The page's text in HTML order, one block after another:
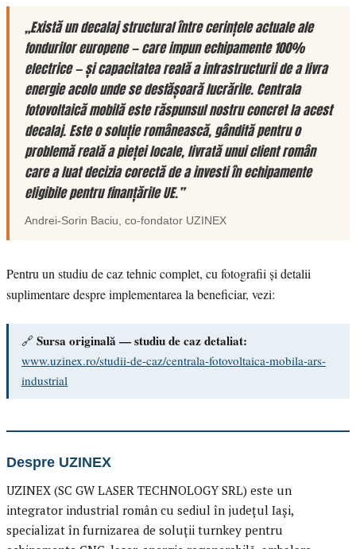
„Există un decalaj structural între cerințele actuale ale
fondurilor europene — care impun echipamente 100%
electrice — și capacitatea reală a infrastructurii de a livra
energie acolo unde se desfășoară lucrările. Centrala
fotovoltaică mobilă este răspunsul nostru concret la acest
decalaj. Este o soluție românească, gândită pentru o
problemă reală a pieței locale, livrată unui client român
care a luat decizia corectă de a investi în echipamente
eligibile pentru finanțările UE.”
Andrei-Sorin Baciu, co-fondator UZINEX
Pentru un studiu de caz tehnic complet, cu fotografii și detalii
suplimentare despre implementarea la beneficiar, vezi:
🔗 Sursa originală — studiu de caz detaliat:
www.uzinex.ro/studii-de-caz/centrala-fotovoltaica-mobila-ars-
industrial
Despre UZINEX
UZINEX (SC GW LASER TECHNOLOGY SRL) este un
integrator industrial român cu sediul în județul Iași,
specializat în furnizarea de soluții turnkey pentru